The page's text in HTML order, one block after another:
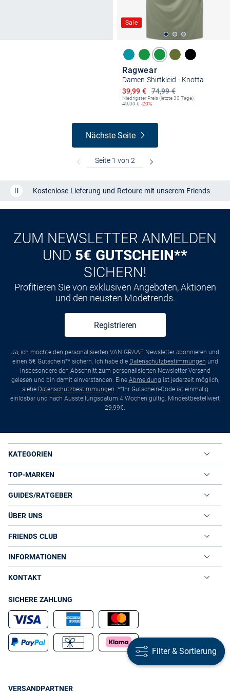
Sale
Ragwear
Damen Shirtkleid - Knotta
74,99 €
Ermäßigter Preis
39,99 €
Niedrigster Preis (letzte 30 Tage):
49,99€ -20%
Nächste Seite
Kostenlose Lieferung und Retoure mit unserem Friends
ZUM NEWSLETTER ANMELDEN
UND 5€ GUTSCHEIN**
SICHERN!
Profitieren Sie von exklusiven Angeboten, Aktionen
und den neusten Modetrends.
Registrieren
Ja, ich möchte den personalisierten VAN GRAAF Newsletter abonnieren und
einen 5€ Gutschein** sichern. Ich habe die Datenschutzbestimmungen und
insbesondere den Abschnitt zum personalisierten Newsletter-Versand
gelesen und bin damit einverstanden. Eine Abmeldung ist jederzeit möglich,
siehe Datenschutzbestimmungen. **Ihr Gutschein-Code ist einmalig
einlösbar und nach Ausstellungsdatum 4 Wochen gültig. Mindestbestellwert
29,99€.
KATEGORIEN
TOP-MARKEN
GUIDES/RATGEBER
ÜBER UNS
FRIENDS CLUB
INFORMATIONEN
KONTAKT
SICHERE ZAHLUNG
VERSANDPARTNER
Filter & Sortierung
Filter & Sortierung